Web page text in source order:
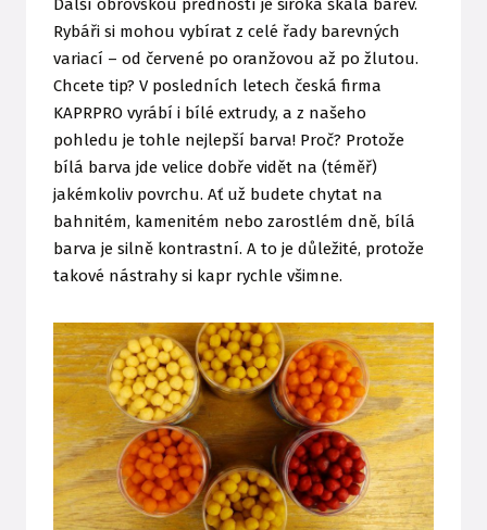
Další obrovskou předností je široká škála barev.
Rybáři si mohou vybírat z celé řady barevných
variací – od červené po oranžovou až po žlutou.
Chcete tip? V posledních letech česká firma
KAPRPRO vyrábí i bílé extrudy, a z našeho
pohledu je tohle nejlepší barva! Proč? Protože
bílá barva jde velice dobře vidět na (téměř)
jakémkoliv povrchu. Ať už budete chytat na
bahnitém, kamenitém nebo zarostlém dně, bílá
barva je silně kontrastní. A to je důležité, protože
takové nástrahy si kapr rychle všimne.